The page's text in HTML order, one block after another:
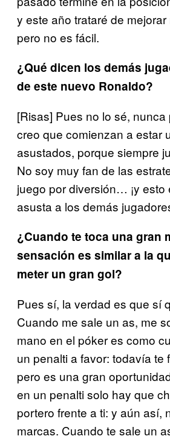
y este año trataré de
pero no es fácil.
¿Qué dicen los demás
de este nuevo Ronaldo?
[Risas] Pues no lo sé, nunca
creo que comienzan a estar
asustados, porque siempre
No soy muy fan de las
juego por diversión… ¡y esto
asusta a los demás
¿Cuando te toca una gran
sensación es similar a la
meter un gran gol?
Pues sí, la verdad es que sí
Cuando me sale un as, me
mano en el póker es como
un penalti a favor: todavía te
pero es una gran
en un penalti solo hay que
portero frente a ti: y aún así,
marcas. Cuando te sale un